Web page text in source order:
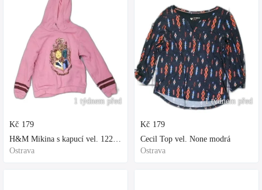
1 týdnem před
Kč 179
H&M Mikina s kapucí vel. 122 fialová
Ostrava
1 týdnem před
Kč 179
Cecil Top vel. None modrá
Ostrava